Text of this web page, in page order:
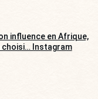
influence en Afrique,
choisi… Instagram